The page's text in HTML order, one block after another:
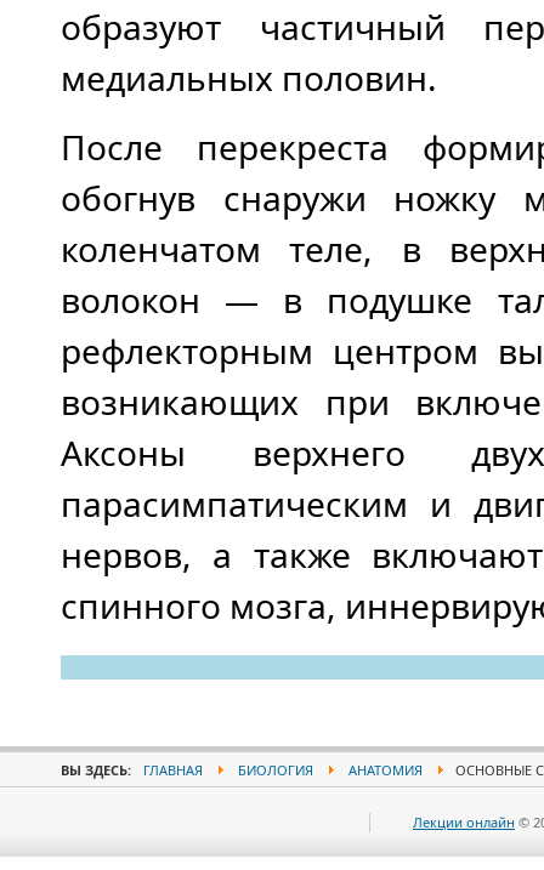
образуют частичный
медиальных половин.
После перекреста
обогнув снаружи ножку
коленчатом теле, в
волокон — в подушке
рефлекторным центром
возникающих при
Аксоны верхнего
парасимпатическим и
нервов, а также
спинного мозга,
ВЫ ЗДЕСЬ: ГЛАВНАЯ БИОЛОГИЯ АНАТОМИЯ ОСНОВНЫЕ
Лекции онлайн ©